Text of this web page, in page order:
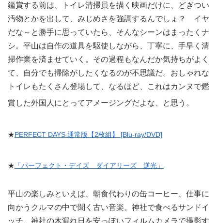
鑑賞する前は、トイレ清掃員を描く映画だけに、どぎつい
汚物とかを出して、みじめさを強調するんでしょ？ イヤ
だな～と勝手に思っていたら、そんなシーンはまったくナ
シ。平山は自作の道具を駆使しながら、丁寧に、手早く清
掃作業を済ませていく。その過程もなんだか気持ちがよく
て、自分でも掃除がしたくなるのが不思議だ。おしゃれな
トイレもたくさん登場して、なるほど、これはカンヌで鑑
賞した外国人にとってアメージングだよな、と思う。
★PERFECT DAYS 通常版【2枚組】 [Blu-ray/DVD]
★ 「パーフェクト・デイズ ダイアリーズ 逆光」
平山の楽しみといえば、朝食代わりの缶コーヒー、仕事に
向かうクルマの中で聞く古い音楽。神社で食べるサンドイ
ッチ、神社の木漏れ日を安っぽいフィルムカメラで撮影す